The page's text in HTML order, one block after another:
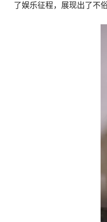
了娱乐征程，展现出了不